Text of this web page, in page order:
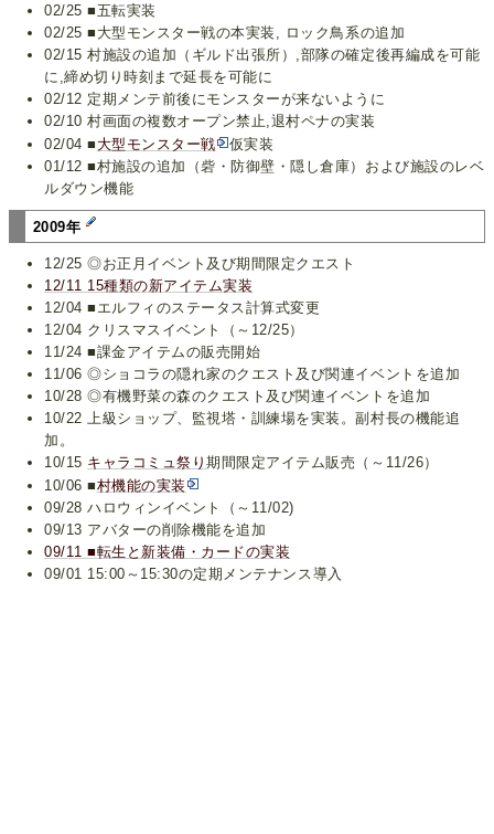
02/25 ■五転実装
02/25 ■大型モンスター戦の本実装, ロック鳥系の追加
02/15 村施設の追加（ギルド出張所）,部隊の確定後再編成を可能
に,締め切り時刻まで延長を可能に
02/12 定期メンテ前後にモンスターが来ないように
02/10 村画面の複数オープン禁止,退村ペナの実装
02/04 ■ 大型モンスター戦
仮実装
01/12 ■村施設の追加（砦・防御壁・隠し倉庫）および施設のレベ
ルダウン機能
2009年
12/25 ◎お正月イベント及び期間限定クエスト
12/11 15種類の新アイテム実装
12/04 ■エルフィのステータス計算式変更
12/04 クリスマスイベント（～12/25）
11/24 ■課金アイテムの販売開始
11/06 ◎ショコラの隠れ家のクエスト及び関連イベントを追加
10/28 ◎有機野菜の森のクエスト及び関連イベントを追加
10/22 上級ショップ、監視塔・訓練場を実装。副村長の機能追
加。
10/15 キャラコミュ祭り期間限定アイテム販売（～11/26）
10/06 ■村機能の実装
09/28 ハロウィンイベント（～11/02)
09/13 アバターの削除機能を追加
09/11 ■転生と新装備・カードの実装
09/01 15:00～15:30の定期メンテナンス導入